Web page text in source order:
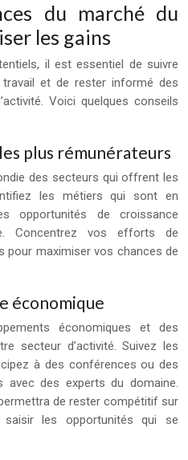
du marché du
les gains
il est essentiel de suivre
et de rester informé des
Voici quelques conseils
plus rémunérateurs
des secteurs qui offrent les
les métiers qui sont en
opportunités de croissance
Concentrez vos efforts de
pour maximiser vos chances de
économique
économiques et des
secteur d’activité. Suivez les
à des conférences ou des
avec des experts du domaine.
de rester compétitif sur
les opportunités qui se